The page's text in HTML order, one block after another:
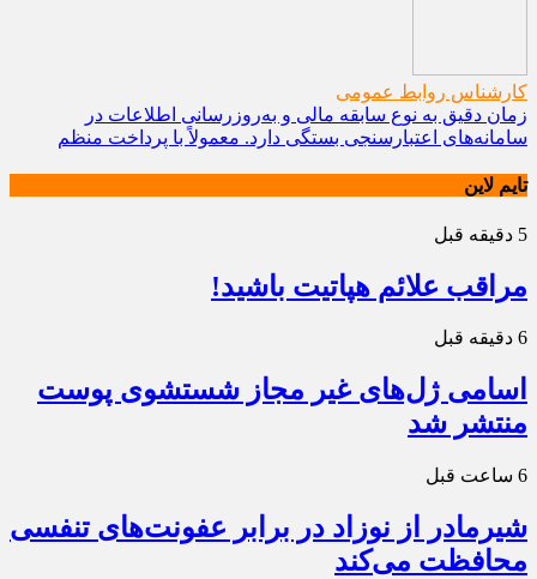
کارشناس روابط عمومی
زمان دقیق به نوع سابقه مالی و به‌روزرسانی اطلاعات در
سامانه‌های اعتبارسنجی بستگی دارد. معمولاً با پرداخت منظم
تایم لاین
5 دقیقه قبل
مراقب علائم هپاتیت باشید!
6 دقیقه قبل
اسامی ژل‌های غیر مجاز شستشوی پوست
منتشر شد
6 ساعت قبل
شیرمادر از نوزاد در برابر عفونت‌های تنفسی
محافظت می‌کند